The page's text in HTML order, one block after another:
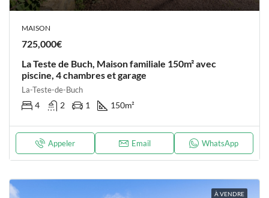
MAISON
725,000€
La Teste de Buch, Maison familiale 150m² avec
piscine, 4 chambres et garage
La-Teste-de-Buch
4 2 1 150m²
Appeler Email WhatsApp
À VENDRE